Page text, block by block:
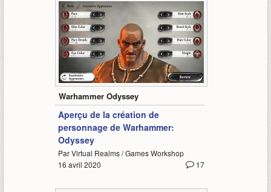
0:55
Warhammer Odyssey
Aperçu de la création de
personnage de Warhammer:
Odyssey
Par Virtual Realms / Games Workshop
17
16 avril 2020